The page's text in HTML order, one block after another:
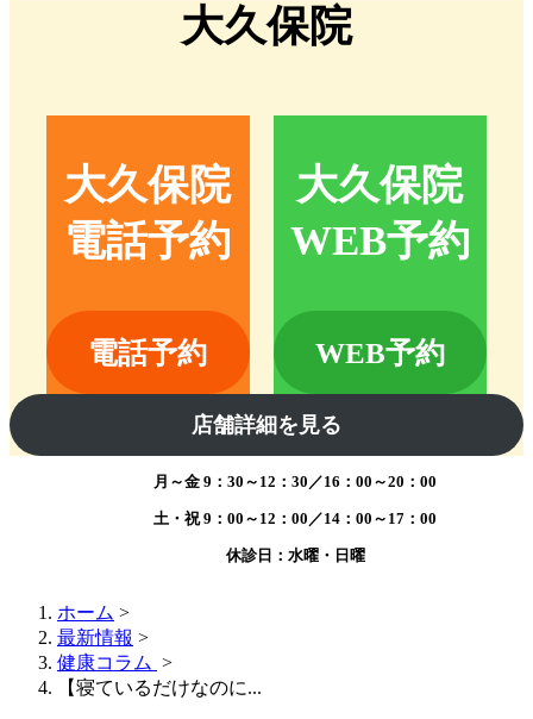
大久保院
大久保院
電話予約
電話予約
大久保院
WEB予約
WEB予約
店舗詳細を見る
月～金 9：30～12：30／16：00～20：00
土・祝9：00～12：00／14：00～17：00
休診日：水曜・日曜
ホーム >
最新情報 >
健康コラム >
【寝ているだけなのに...